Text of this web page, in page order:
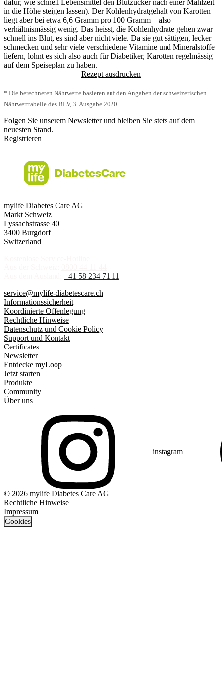
dafür, wie schnell Lebensmittel den Blutzucker nach einer Mahlzeit
in die Höhe steigen lassen). Der Kohlenhydratgehalt von Karotten
liegt aber bei etwa 6,6 Gramm pro 100 Gramm – also
verhältnismässig wenig. Das heisst, die Kohlenhydrate gehen zwar
schnell ins Blut, es sind aber nicht viele. Da sie gut sättigen, lecker
schmecken und sehr viele verschiedene Vitamine und Mineralstoffe
liefern, lohnt es sich also auch für Diabetiker, Karotten regelmässig
auf dem Speiseplan zu haben.
Rezept ausdrucken
* Die berechneten Nährwerte basieren auf den Angaben der schweizerischen
Nährwerttabelle des BLV, 3. Ausgabe 2020.
Folgen Sie unserem Newsletter und bleiben Sie stets auf dem
neuesten Stand.
Registrieren
mylife Diabetes Care AG
Markt Schweiz
Lyssachstrasse 40
3400 Burgdorf
Switzerland
+41 58 234 71 11
service@mylife-diabetescare.ch
Informationssicherheit
Koordinierte Offenlegung
Rechtliche Hinweise
Datenschutz und Cookie Policy
Support und Kontakt
Certificates
Newsletter
Entdecke myLoop
Jetzt starten
Produkte
Community
Über uns
instagram
© 2026 mylife Diabetes Care AG
Rechtliche Hinweise
Impressum
Cookies